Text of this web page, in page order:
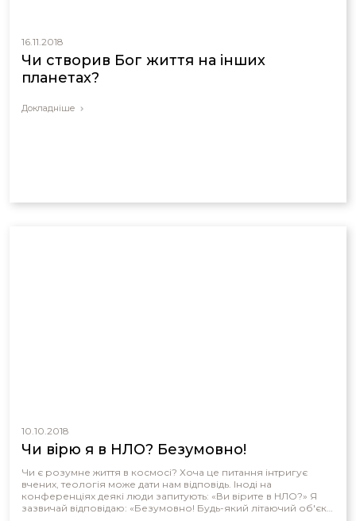
16.11.2018
Чи створив Бог життя на інших
планетах?
Докладніше
10.10.2018
Чи вірю я в НЛО? Безумовно!
Чи є розумне життя в космосі? Хоча це питання інтригує
вчених, теологія може дати нам відповідь. Іноді на
конференціях деякі люди запитують: «Ви вірите в НЛО?» Я
зазвичай відповідаю: «Безумовно! Будь-який літаючий об'єкт,